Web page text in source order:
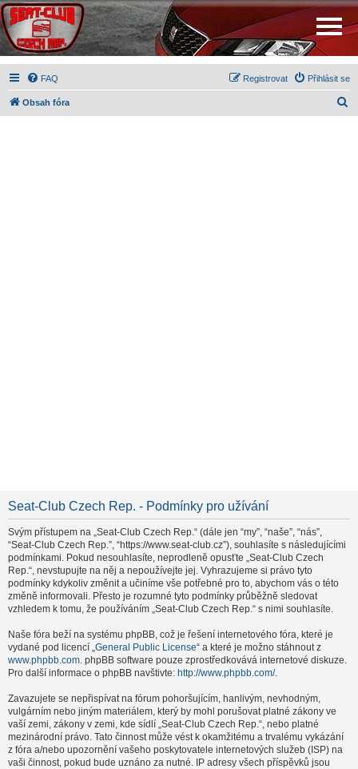
FAQ Přihlásit se
Registrovat
Obsah fóra
Seat-Club Czech Rep. - Podmínky pro užívání
Svým přístupem na „Seat-Club Czech Rep.“ (dále jen “my”, “naše”, “nás”,
“Seat-Club Czech Rep.”, “https://www.seat-club.cz”), souhlasíte s následujícími
podmínkami. Pokud nesouhlasíte, neprodleně opusťte „Seat-Club Czech
Rep.“, nevstupujte na něj a nepoužívejte jej. Vyhrazujeme si právo tyto
podmínky kdykoliv změnit a učiníme vše potřebné pro to, abychom vás o této
změně informovali. Přesto je rozumné tyto podmínky průběžně sledovat
vzhledem k tomu, že používáním „Seat-Club Czech Rep.“ s nimi souhlasíte.
Naše fóra beží na systému phpBB, což je řešení internetového fóra, které je
vydané pod licencí „General Public License“ a které je možno stáhnout z
www.phpbb.com. phpBB software pouze zprostředkovává internetové diskuze.
Pro další informace o phpBB navštivte: http://www.phpbb.com/.
Zavazujete se nepřispívat na fórum pohoršujícím, hanlivým, nevhodným,
vulgárním nebo jiným materiálem, který by mohl porušovat platné zákony ve
vaší zemi, zákony v zemi, kde sídlí „Seat-Club Czech Rep.“, nebo platné
mezinárodní právo. Tato činnost může vést k okamžitému a trvalému vykázání
z fóra a/nebo upozornění vašeho poskytovatele internetových služeb (ISP) na
vaši činnost, pokud bude uznáno za nutné. IP adresy všech příspěvků jsou